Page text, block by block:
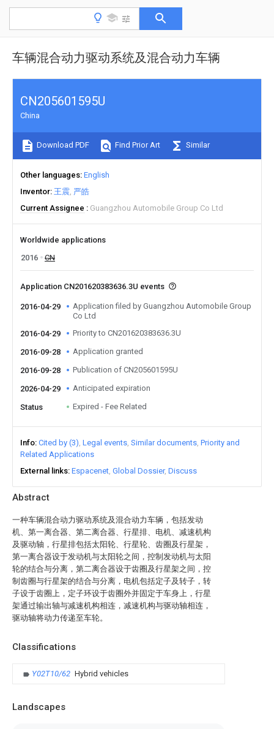
车辆混合动力驱动系统及混合动力车辆
Abstract
一种车辆混合动力驱动系统及混合动力车辆，包括发动
机、第一离合器、第二离合器、行星排、电机、减速机构
及驱动轴，行星排包括太阳轮、行星轮、齿圈及行星架，
第一离合器设于发动机与太阳轮之间，控制发动机与太阳
轮的结合与分离，第二离合器设于齿圈及行星架之间，控
制齿圈与行星架的结合与分离，电机包括定子及转子，转
子设于齿圈上，定子环设于齿圈外并固定于车身上，行星
架通过输出轴与减速机构相连，减速机构与驱动轴相连，
驱动轴将动力传递至车轮。
Classifications
Y02T10/62 Hybrid vehicles
Landscapes
CN205601595U
China
Download PDF Find Prior Art Similar
Other languages English
Inventor 王震 严皓
Current Assignee
Guangzhou Automobile Group Co Ltd
Worldwide applications
2016
CN
Application CN201620383636.3U events
2016-04-29
Application filed by Guangzhou Automobile Group
Co Ltd
2016-04-29
Priority to CN201620383636.3U
2016-09-28 Application granted
2016-09-28 Publication of CN205601595U
2026-04-29 Anticipated expiration
Status Expired - Fee Related
Info Cited by (3) Legal events Similar documents Priority and
Related Applications
External links Espacenet Global Dossier Discuss